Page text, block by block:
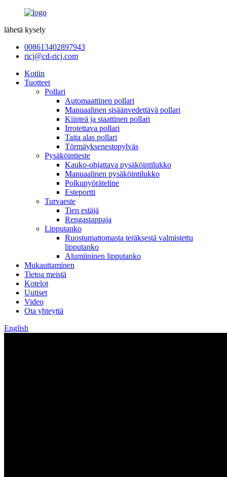
lähetä kysely
008613402897943
ricj@cd-ricj.com
Kotiin
Tuotteet
Pollari
Automaattinen pollari
Manuaalinen sisäänvedettävä pollari
Kiinteä ja staattinen pollari
Irrotettava pollari
Taita alas pollari
Törmäyksenestopylväs
Pysäköintieste
Kauko-ohjattava pysäköintilukko
Manuaalinen pysäköintilukko
Polkupyöräteline
Esteportti
Turvaeste
Tien estäjä
Rengastappaja
Lipputanko
Ruostumattomasta teräksestä valmistettu
lipputanko
Alumiininen lipputanko
Mukauttaminen
Tietoa meistä
Kotelot
Uutiset
Video
Ota yhteyttä
English